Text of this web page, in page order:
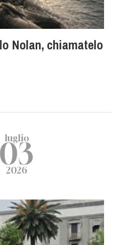
Nolan, chiamatelo
luglio
03
2026